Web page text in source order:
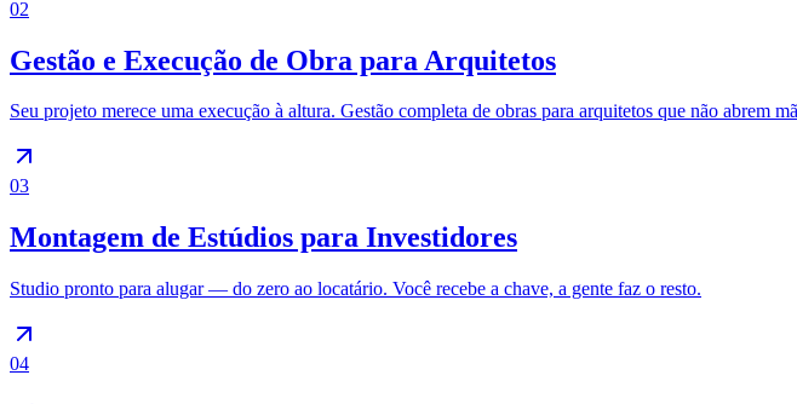
02
Gestão e Execução de Obra para Arquitetos
Seu projeto merece uma execução à altura. Gestão completa de obras para arquitetos que não abrem
03
Montagem de Estúdios para Investidores
Studio pronto para alugar — do zero ao locatário. Você recebe a chave, a gente faz o resto.
04